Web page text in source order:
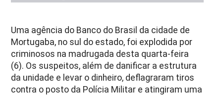
Uma agência do Banco do Brasil da cidade de
Mortugaba, no sul do estado, foi explodida por
criminosos na madrugada desta quarta-feira
(6). Os suspeitos, além de danificar a estrutura
da unidade e levar o dinheiro, deflagraram tiros
contra o posto da Polícia Militar e atingiram uma